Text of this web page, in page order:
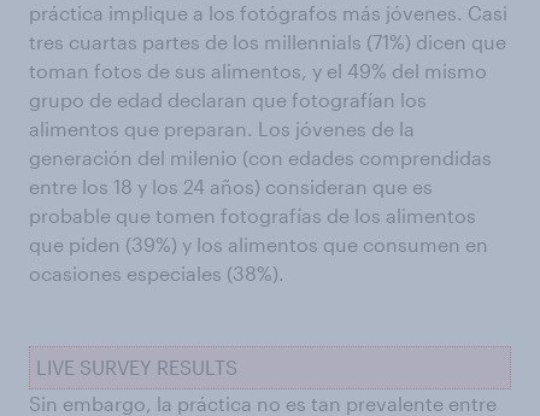
práctica implique a los fotógrafos más jóvenes. Casi
tres cuartas partes de los millennials (71%) dicen que
toman fotos de sus alimentos, y el 49% del mismo
grupo de edad declaran que fotografían los
alimentos que preparan. Los jóvenes de la
generación del milenio (con edades comprendidas
entre los 18 y los 24 años) consideran que es
probable que tomen fotografías de los alimentos
que piden (39%) y los alimentos que consumen en
ocasiones especiales (38%).
LIVE SURVEY RESULTS
Sin embargo, la práctica no es tan prevalente entre